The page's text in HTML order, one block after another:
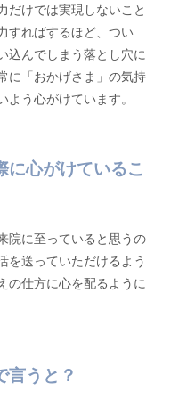
だけでは実現しないこと
すればするほど、つい
込んでしまう落とし穴に
に「おかげさま」の気持
う心がけています。
に心がけているこ
院に至っていると思うの
を送っていただけるよう
の仕方に心を配るように
言うと？